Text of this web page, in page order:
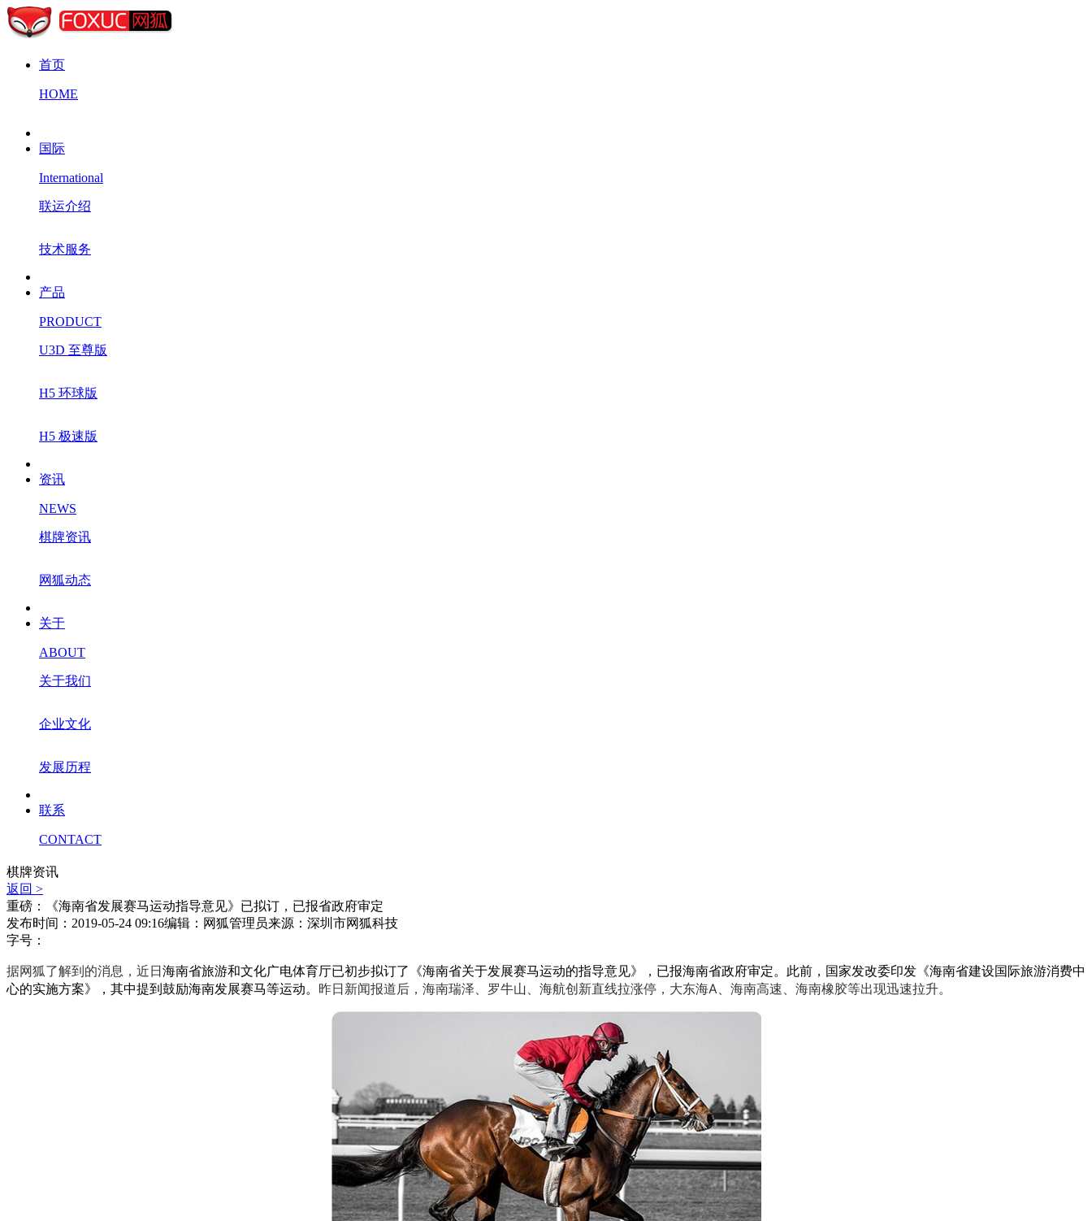
首页
HOME
国际
International
联运介绍
技术服务
产品
PRODUCT
U3D 至尊版
H5 环球版
H5 极速版
资讯
NEWS
棋牌资讯
网狐动态
关于
ABOUT
关于我们
企业文化
发展历程
联系
CONTACT
棋牌资讯
返回 >
重磅：《海南省发展赛马运动指导意见》已拟订，已报省政府审定
发布时间：2019-05-24 09:16编辑：网狐管理员来源：深圳市网狐科技
字号：
据网狐了解到的消息，近日 海南省旅游和文化广电体育厅已初步拟订了《海南省关于发展赛马运动的指导意见》，已报海南省政府审定。此前，国家发改委印发《海南省建设国际旅游消费中
心的实施方案》，其中提到鼓励海南发展赛马等运动。 昨日新闻报道后，海南瑞泽、罗牛山、海航创新直线拉涨停，大东海A、海南高速、海南橡胶等出现迅速拉升。